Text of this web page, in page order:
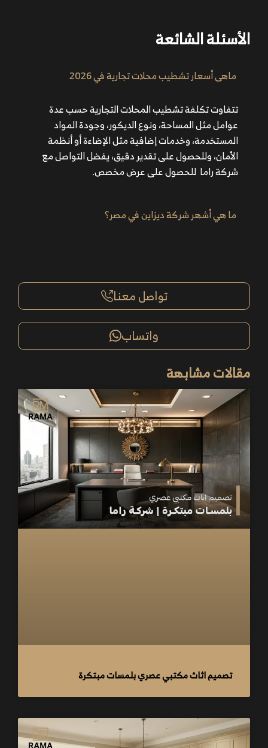
الأسئلة الشائعة
ماهى أسعار تشطيب محلات تجارية​ في 2026
تتفاوت تكلفة تشطيب المحلات التجارية حسب عدة
عوامل مثل المساحة، ونوع الديكور، وجودة المواد
المستخدمة، وخدمات إضافية مثل الإضاءة أو أنظمة
الأمان، وللحصول على تقدير دقيق، يفضل التواصل مع
شركة راما للحصول على عرض مخصص.
ما هي أشهر شركة ديزاين في مصر؟
تواصل معنا
واتساب
مقالات مشابهة
تصميم اثاث مكتبي عصري بلمسات مبتكرة